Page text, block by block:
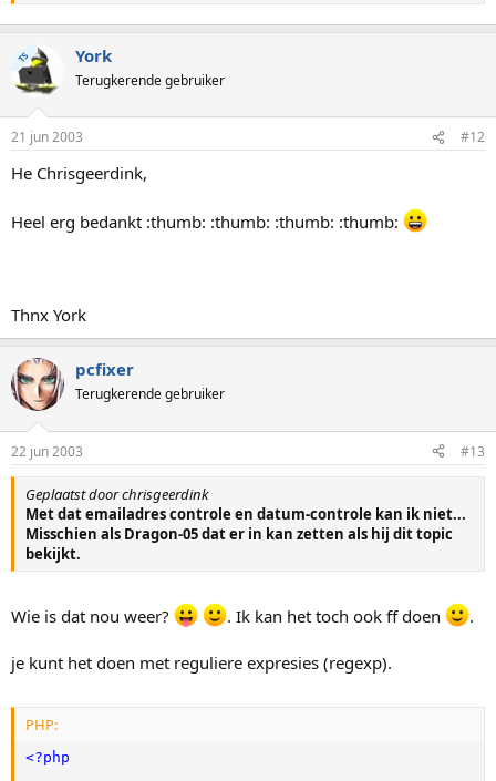
TS York
Terugkerende gebruiker
21 jun 2003 #12
He Chrisgeerdink,
Heel erg bedankt :thumb: :thumb: :thumb: :thumb:
Thnx York
pcfixer
Terugkerende gebruiker
22 jun 2003 #13
Geplaatst door chrisgeerdink
Met dat emailadres controle en datum-controle kan ik niet...
Misschien als Dragon-05 dat er in kan zetten als hij dit topic
bekijkt.
Wie is dat nou weer? . Ik kan het toch ook ff doen .
je kunt het doen met reguliere expresies (regexp).
PHP:
<?php